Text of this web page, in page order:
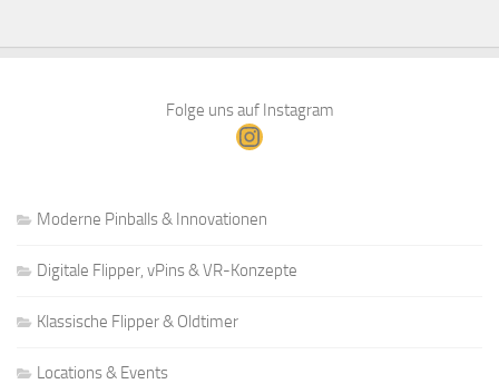
Folge uns auf Instagram
Instagram
Moderne Pinballs & Innovationen
Digitale Flipper, vPins & VR-Konzepte
Klassische Flipper & Oldtimer
Locations & Events